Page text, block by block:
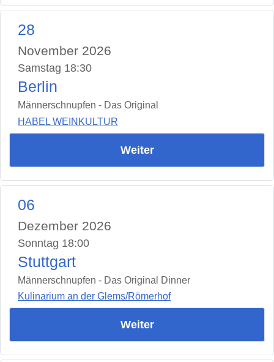
28
November 2026
Samstag 18:30
Berlin
Männerschnupfen - Das Original
HABEL WEINKULTUR
Weiter
06
Dezember 2026
Sonntag 18:00
Stuttgart
Männerschnupfen - Das Original Dinner
Kulinarium an der Glems/Römerhof
Weiter